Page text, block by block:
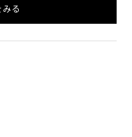
る